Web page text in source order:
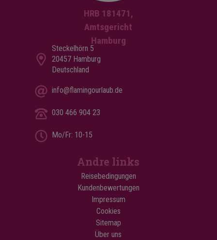
HRB 181471,
Amtsgericht
Hamburg
Steckelhörn 5
20457 Hamburg
Deutschland
info@flamingourlaub.de
030 466 904 23
Mo/Fr: 10-15
Andre links
Reisebedingungen
Kundenbewertungen
Impressum
Cookies
Sitemap
Über uns